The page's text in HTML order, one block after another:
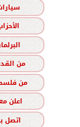
من
من
اعلن
اتصل